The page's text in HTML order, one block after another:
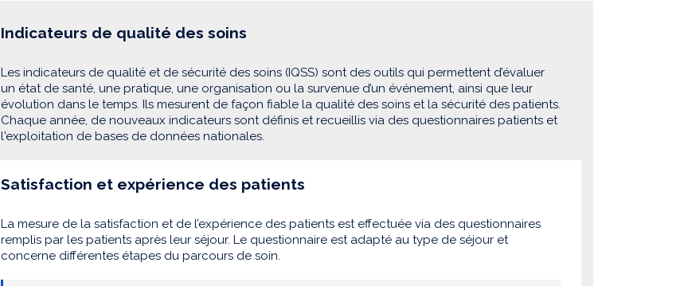
Indicateurs de qualité des soins
Les indicateurs de qualité et de sécurité des soins (IQSS) sont des outils qui permettent d’évaluer
un état de santé, une pratique, une organisation ou la survenue d’un événement, ainsi que leur
évolution dans le temps. Ils mesurent de façon fiable la qualité des soins et la sécurité des patients.
Chaque année, de nouveaux indicateurs sont définis et recueillis via des questionnaires patients et
l'exploitation de bases de données nationales.
Satisfaction et expérience des patients
La mesure de la satisfaction et de l’expérience des patients est effectuée via des questionnaires
remplis par les patients après leur séjour. Le questionnaire est adapté au type de séjour et
concerne différentes étapes du parcours de soin.